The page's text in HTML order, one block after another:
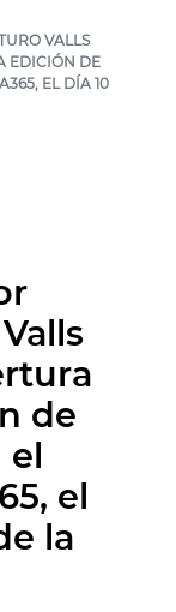
VALLS
EDICIÓN DE
EL DÍA 10
de
el
el
la